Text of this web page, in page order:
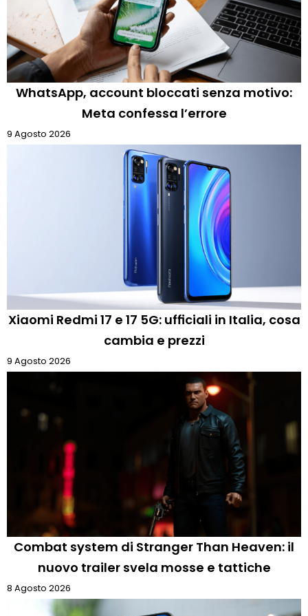
WhatsApp, account bloccati senza motivo:
Meta confessa l’errore
9 Agosto 2026
Xiaomi Redmi 17 e 17 5G: ufficiali in Italia, cosa
cambia e prezzi
9 Agosto 2026
Combat system di Stranger Than Heaven: il
nuovo trailer svela mosse e tattiche
8 Agosto 2026